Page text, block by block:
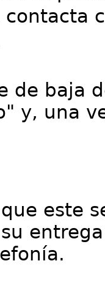
contacta
de baja
y, una
este